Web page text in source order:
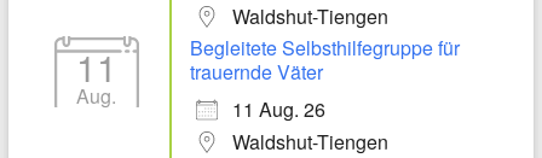
Waldshut-Tiengen
11
Aug.
Begleitete Selbsthilfegruppe für
trauernde Väter
11 Aug. 26
Waldshut-Tiengen